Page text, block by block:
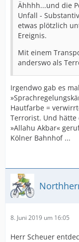
Ähhhh...und die
Unfall -
etwas plötzlich
Ereignis.
Mit einem
anderswo als
Irgendwo gab es
Hautfarbe =
Terrorist. Und
»Allahu Akbar«
Kölner Bahnhof ...
8. Juni 2019 um 16:05
Herr Scheuer